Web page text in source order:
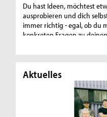
Du hast Ideen, möchtest
ausprobieren und dich
immer richtig - egal, ob du
konkreten Fragen zu
Aktuelles